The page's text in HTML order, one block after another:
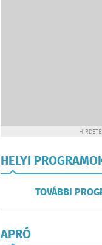
HELYI
TOVÁBBI
APRÓ